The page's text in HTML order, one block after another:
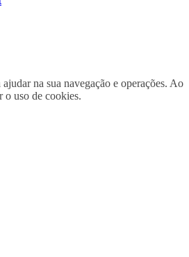
na sua navegação e operações. Ao
o uso de cookies.